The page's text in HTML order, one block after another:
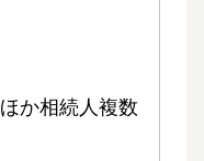
ほか相続人複数